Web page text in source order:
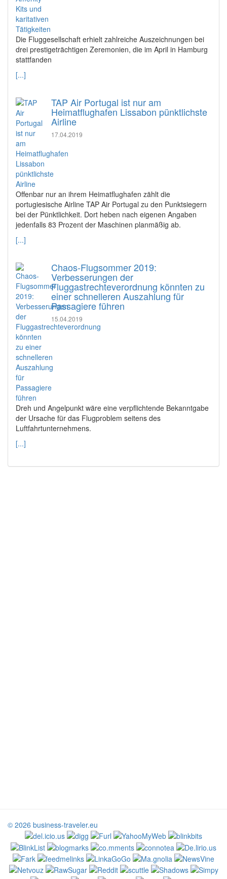
Die Fluggesellschaft erhielt zahlreiche Auszeichnungen bei
drei prestigeträchtigen Zeremonien, die im April in Hamburg
stattfanden
[...]
TAP Air Portugal ist nur am
Heimatflughafen Lissabon pünktlichste
Airline
17.04.2019
Offenbar nur an ihrem Heimatflughafen zählt die
portugiesische Airline TAP Air Portugal zu den Punktsiegern
bei der Pünktlichkeit. Dort heben nach eigenen Angaben
jedenfalls 83 Prozent der Maschinen planmäßig ab.
[...]
Chaos-Flugsommer 2019:
Verbesserungen der
Fluggastrechteverordnung könnten zu
einer schnelleren Auszahlung für
Passagiere führen
15.04.2019
Dreh und Angelpunkt wäre eine verpflichtende Bekanntgabe
der Ursache für das Flugproblem seitens des
Luftfahrtunternehmens.
[...]
© 2026 business-traveler.eu